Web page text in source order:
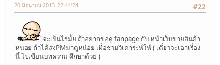
#22
20 มิถุนายน 2013, 22:44:24
จะเป็นไรมั้ย ถ้าอยากขอดู fanpage กับ หน้าเว็บขายสินค้า
หน่อย ถ้าได้ส่งPMมาดูหน่อย เผื่อช่วยวิเคาระห์ให้ ( เดี่ยวจะเอาเรื่อง
นี้ ไปเขียนบทความ ศึกษาด้วย )